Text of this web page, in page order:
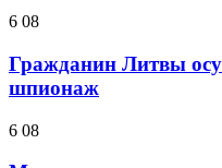
6 08
Гражданин Литвы
шпионаж
6 08